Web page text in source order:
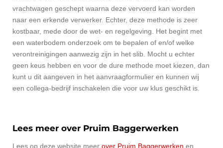
vrachtwagen geschept waarna deze vervoerd kan worden
naar een erkende verwerker. Echter, deze methode is zeer
kostbaar, mede door de wet- en regelgeving. Het begint met
een waterbodem onderzoek om te bepalen of en/of welke
verontreinigingen aanwezig zijn in het slib. Mocht u echter
geen keus hebben en voor de dure methode moet kiezen, dan
kunt u dit aangeven in het aanvraagformulier en kunnen wij
een collega-bedrijf inschakelen die voor uw klus geschikt is.
Lees meer over Pruim Baggerwerken
Lees op deze website meer over Pruim Baggerwerken en